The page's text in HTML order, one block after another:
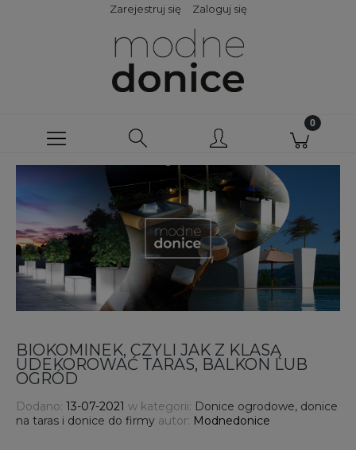
Zarejestruj się Zaloguj się
BIOKOMINEK, CZYLI JAK Z KLASĄ
UDEKOROWAĆ TARAS, BALKON LUB
OGRÓD
Dodano: 13-07-2021 w kategorii: Donice ogrodowe, donice
na taras i donice do firmy autor: Modnedonice